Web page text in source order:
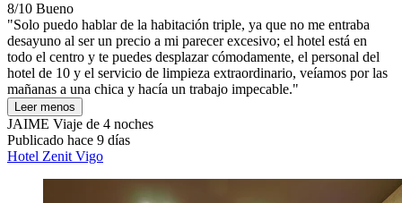
8/10 Bueno
"Solo puedo hablar de la habitación triple, ya que no me entraba
desayuno al ser un precio a mi parecer excesivo; el hotel está en
todo el centro y te puedes desplazar cómodamente, el personal del
hotel de 10 y el servicio de limpieza extraordinario, veíamos por las
mañanas a una chica y hacía un trabajo impecable."
Leer menos
JAIME Viaje de 4 noches
Publicado hace 9 días
Hotel Zenit Vigo